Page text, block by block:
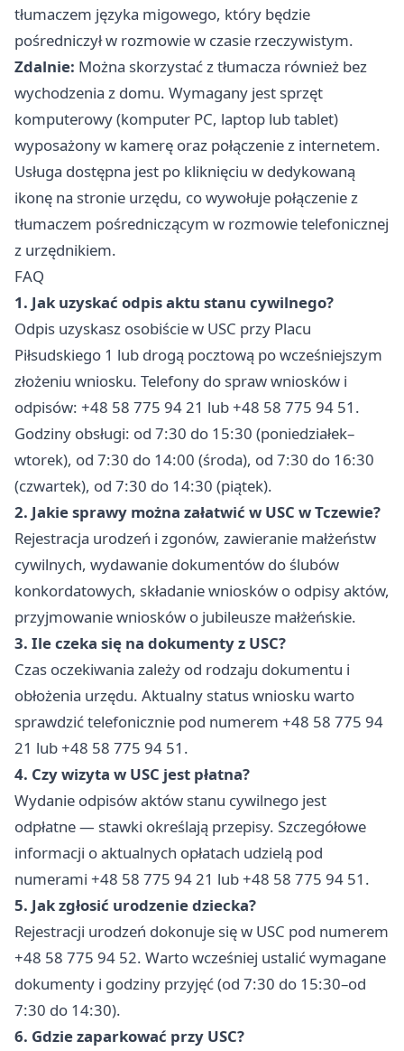
tłumaczem języka migowego, który będzie
pośredniczył w rozmowie w czasie rzeczywistym.
Zdalnie: Można skorzystać z tłumacza również bez
wychodzenia z domu. Wymagany jest sprzęt
komputerowy (komputer PC, laptop lub tablet)
wyposażony w kamerę oraz połączenie z internetem.
Usługa dostępna jest po kliknięciu w dedykowaną
ikonę na stronie urzędu, co wywołuje połączenie z
tłumaczem pośredniczącym w rozmowie telefonicznej
z urzędnikiem.
FAQ
1. Jak uzyskać odpis aktu stanu cywilnego?
Odpis uzyskasz osobiście w USC przy Placu
Piłsudskiego 1 lub drogą pocztową po wcześniejszym
złożeniu wniosku. Telefony do spraw wniosków i
odpisów: +48 58 775 94 21 lub +48 58 775 94 51.
Godziny obsługi: od 7:30 do 15:30 (poniedziałek–
wtorek), od 7:30 do 14:00 (środa), od 7:30 do 16:30
(czwartek), od 7:30 do 14:30 (piątek).
2. Jakie sprawy można załatwić w USC w Tczewie?
Rejestracja urodzeń i zgonów, zawieranie małżeństw
cywilnych, wydawanie dokumentów do ślubów
konkordatowych, składanie wniosków o odpisy aktów,
przyjmowanie wniosków o jubileusze małżeńskie.
3. Ile czeka się na dokumenty z USC?
Czas oczekiwania zależy od rodzaju dokumentu i
obłożenia urzędu. Aktualny status wniosku warto
sprawdzić telefonicznie pod numerem +48 58 775 94
21 lub +48 58 775 94 51.
4. Czy wizyta w USC jest płatna?
Wydanie odpisów aktów stanu cywilnego jest
odpłatne — stawki określają przepisy. Szczegółowe
informacji o aktualnych opłatach udzielą pod
numerami +48 58 775 94 21 lub +48 58 775 94 51.
5. Jak zgłosić urodzenie dziecka?
Rejestracji urodzeń dokonuje się w USC pod numerem
+48 58 775 94 52. Warto wcześniej ustalić wymagane
dokumenty i godziny przyjęć (od 7:30 do 15:30–od
7:30 do 14:30).
6. Gdzie zaparkować przy USC?